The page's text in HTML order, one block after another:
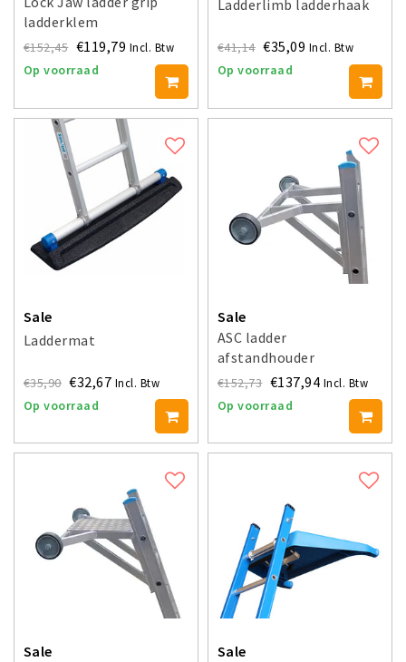
ladderklem
€152,45 €119,79 Incl. Btw
Op voorraad
Ladderlimb ladderhaak
€41,14 €35,09 Incl. Btw
Op voorraad
Sale
Laddermat
€35,90 €32,67 Incl. Btw
Op voorraad
Sale
ASC ladder
afstandhouder
aluminium
€152,73 €137,94 Incl. Btw
Op voorraad
Sale
Sale